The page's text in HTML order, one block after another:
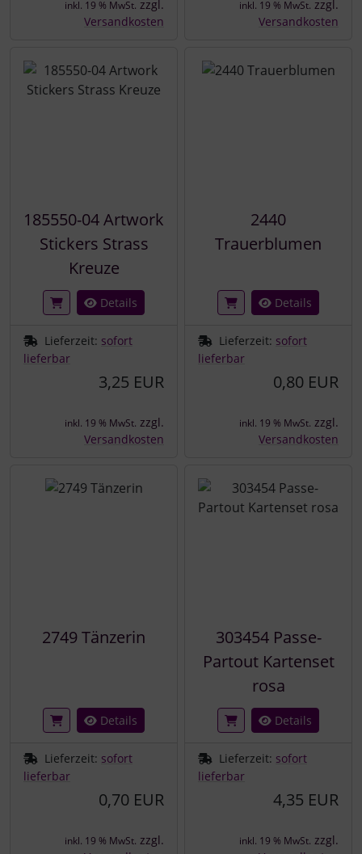
inkl. 19 % MwSt. zzgl.
Versandkosten
inkl. 19 % MwSt. zzgl.
Versandkosten
185550-04 Artwork
Stickers Strass
Kreuze
Details
Lieferzeit: sofort
lieferbar
3,25 EUR
inkl. 19 % MwSt. zzgl.
Versandkosten
2440
Trauerblumen
Details
Lieferzeit: sofort
lieferbar
0,80 EUR
inkl. 19 % MwSt. zzgl.
Versandkosten
2749 Tänzerin
Details
Lieferzeit: sofort
lieferbar
0,70 EUR
inkl. 19 % MwSt. zzgl.
303454 Passe-
Partout Kartenset
rosa
Details
Lieferzeit: sofort
lieferbar
4,35 EUR
inkl. 19 % MwSt. zzgl.